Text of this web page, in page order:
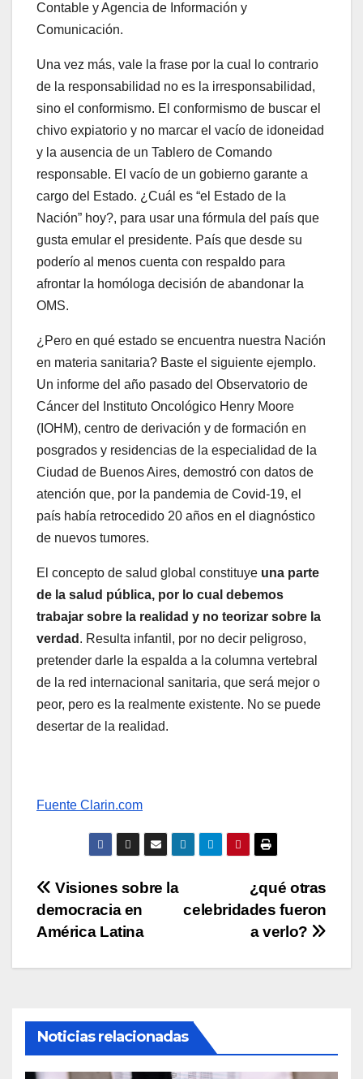
Contable y Agencia de Información y
Comunicación.
Una vez más, vale la frase por la cual lo contrario
de la responsabilidad no es la irresponsabilidad,
sino el conformismo. El conformismo de buscar el
chivo expiatorio y no marcar el vacío de idoneidad
y la ausencia de un Tablero de Comando
responsable. El vacío de un gobierno garante a
cargo del Estado. ¿Cuál es “el Estado de la
Nación” hoy?, para usar una fórmula del país que
gusta emular el presidente. País que desde su
poderío al menos cuenta con respaldo para
afrontar la homóloga decisión de abandonar la
OMS.
¿Pero en qué estado se encuentra nuestra Nación
en materia sanitaria? Baste el siguiente ejemplo.
Un informe del año pasado del Observatorio de
Cáncer del Instituto Oncológico Henry Moore
(IOHM), centro de derivación y de formación en
posgrados y residencias de la especialidad de la
Ciudad de Buenos Aires, demostró con datos de
atención que, por la pandemia de Covid-19, el
país había retrocedido 20 años en el diagnóstico
de nuevos tumores.
El concepto de salud global constituye una parte
de la salud pública, por lo cual debemos
trabajar sobre la realidad y no teorizar sobre la
verdad . Resulta infantil, por no decir peligroso,
pretender darle la espalda a la columna vertebral
de la red internacional sanitaria, que será mejor o
peor, pero es la realmente existente. No se puede
desertar de la realidad.
Fuente Clarin.com
Navegación
de
entradas
¿qué otras
celebridades fueron
a verlo?
Visiones sobre la
democracia en
América Latina
Noticias relacionadas